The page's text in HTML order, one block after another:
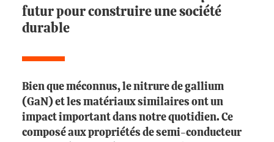
futur pour construire une société
durable
Bien que méconnus, le nitrure de gallium
(GaN) et les matériaux similaires ont un
impact important dans notre quotidien. Ce
composé aux propriétés de semi-conducteur